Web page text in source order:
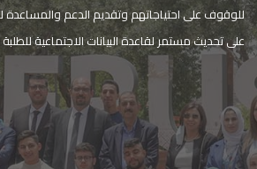
للوقوف على احتياجاتهم وتقديم الدعم
على تحديث مستمر لقاعدة البيانات الاجتماعية للطلبة